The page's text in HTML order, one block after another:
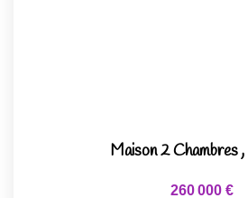
Maison 2 Chambres,
260 000 €